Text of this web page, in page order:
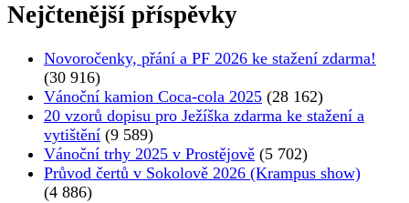
Nejčtenější příspěvky
Novoročenky, přání a PF 2026 ke stažení zdarma!
(30 916)
Vánoční kamion Coca-cola 2025 (28 162)
20 vzorů dopisu pro Ježíška zdarma ke stažení a
vytištění (9 589)
Vánoční trhy 2025 v Prostějově (5 702)
Průvod čertů v Sokolově 2026 (Krampus show)
(4 886)